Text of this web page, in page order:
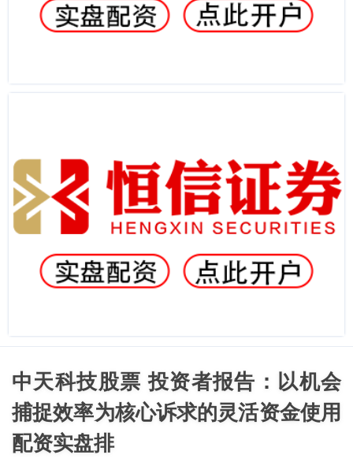
中天科技股票 投资者报告：以机会
捕捉效率为核心诉求的灵活资金使用
配资实盘排